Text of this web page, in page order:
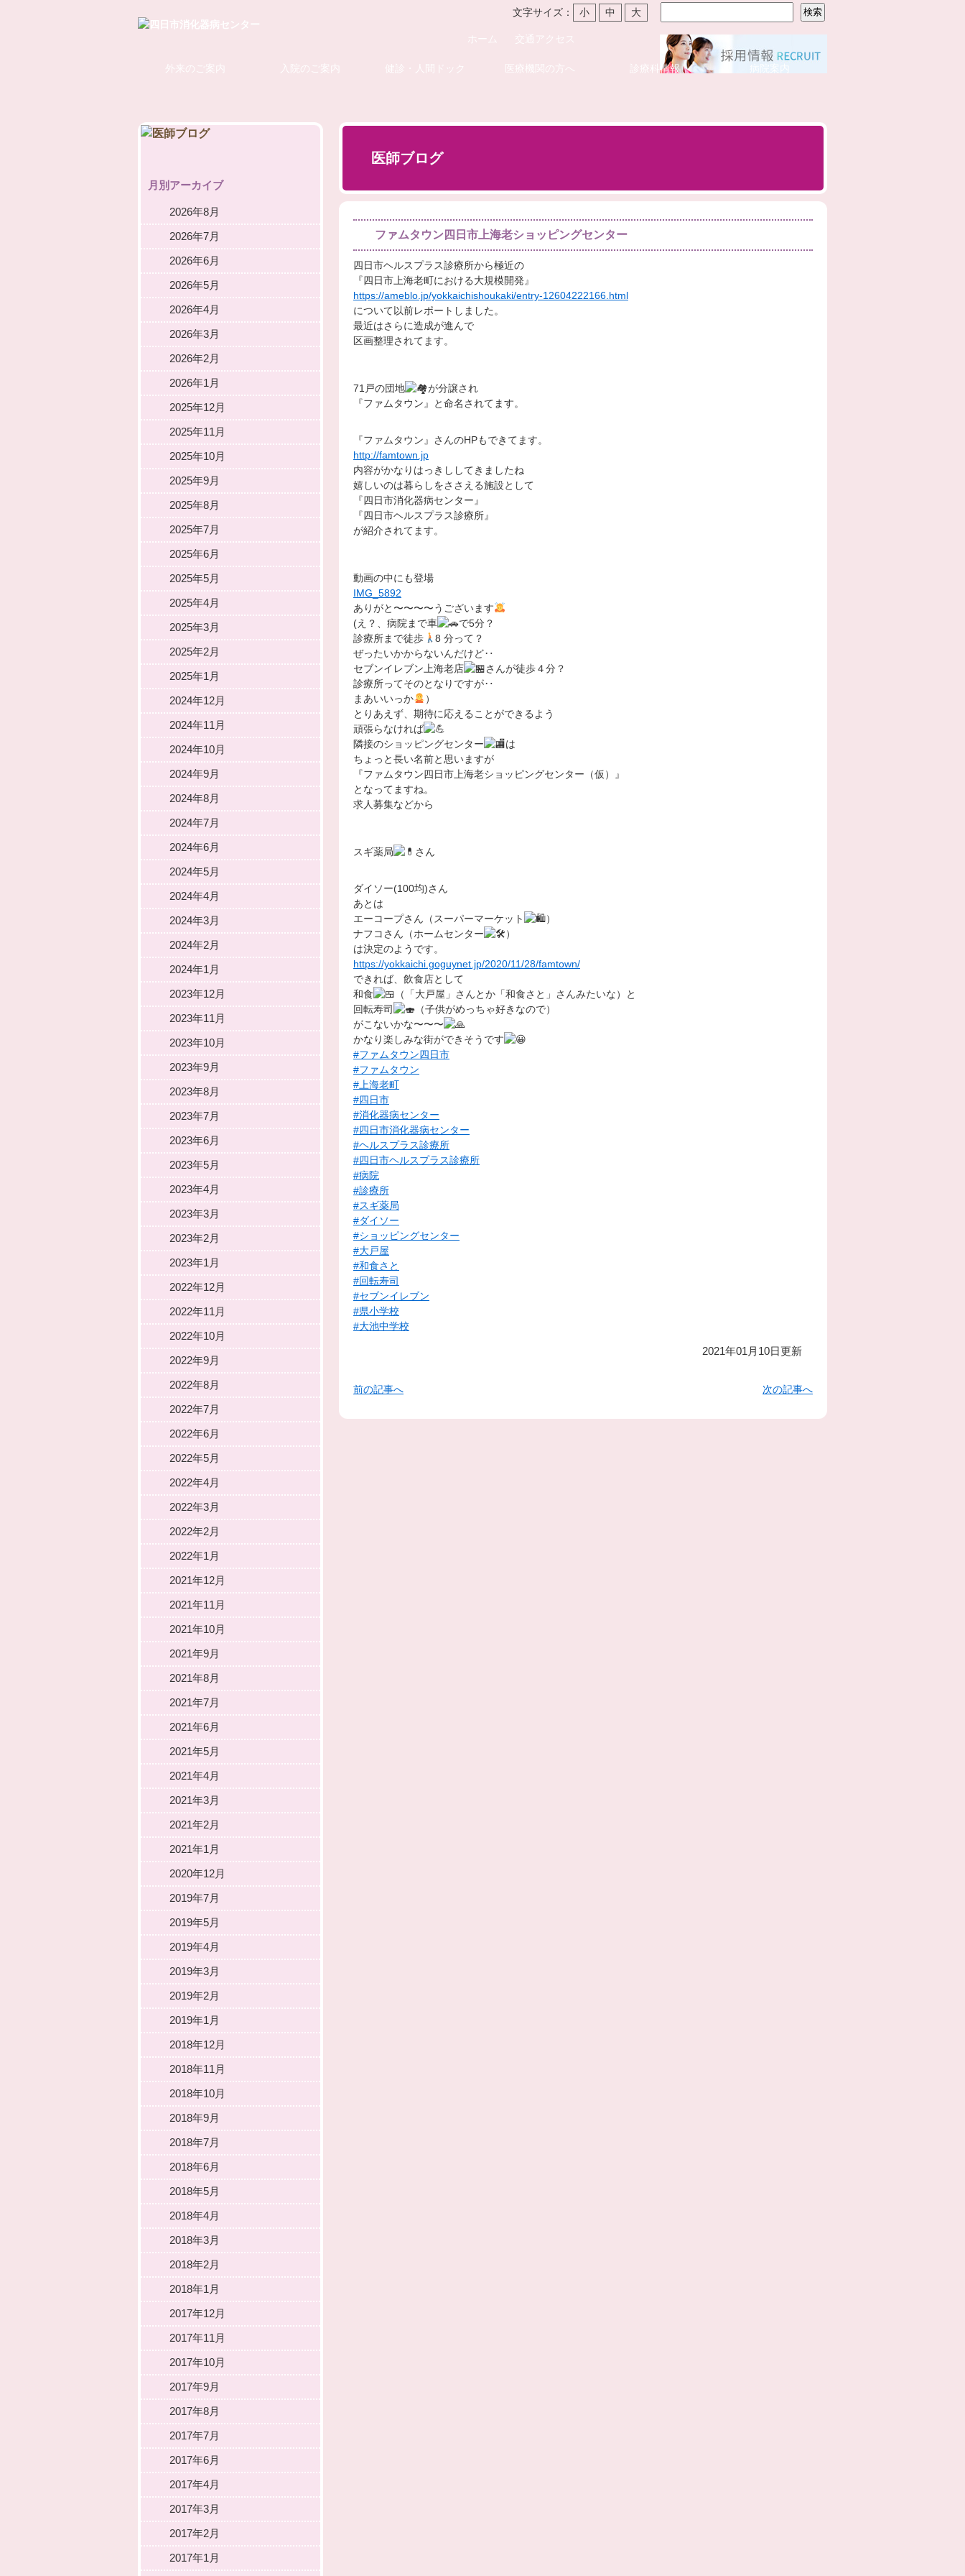
文字サイズ： 小 中 大
ホーム 交通アクセス
外来のご案内 入院のご案内 健診・人間ドック 医療機関の方へ 診療科情報
医師ブログ
ファムタウン四日市上海老ショッピングセンター
四日市ヘルスプラス診療所から極近の
『四日市上海老町における大規模開発』
https://ameblo.jp/yokkaichishoukaki/entry-12604222166.html
について以前レポートしました。
最近はさらに造成が進んで
区画整理されてます。
71戸の団地
が分譲され
『ファムタウン』と命名されてます。
『ファムタウン』さんのHPもできてます。
http://famtown.jp
内容がかなりはっきししてきましたね
嬉しいのは暮らしをささえる施設として
『四日市消化器病センター』
『四日市ヘルスプラス診療所』
が紹介されてます。
動画の中にも登場
IMG_5892
ありがと〜〜〜〜うございます
(え？、病院まで車
で5分？
診療所まで徒歩
‍8 分って？
ぜったいかからないんだけど‥
セブンイレブン上海老店
さんが徒歩４分？
診療所ってそのとなりですが‥
まあいいっか
）
とりあえず、期待に応えることができるよう
頑張らなければ
隣接のショッピングセンター
は
ちょっと長い名前と思いますが
『ファムタウン四日市上海老ショッピングセンター（仮）』
となってますね。
求人募集などから
スギ薬局 さん
ダイソー(100均)さん
あとは
エーコープさん（スーパーマーケット
）
ナフコさん（ホームセンター
）
は決定のようです。
https://yokkaichi.goguynet.jp/2020/11/28/famtown/
できれば、飲食店として
和食
（「大戸屋」さんとか「和食さと」さんみたいな）と
回転寿司
（子供がめっちゃ好きなので）
がこないかな〜〜〜
かなり楽しみな街ができそうです
#ファムタウン四日市
#ファムタウン
#上海老町
#四日市
#消化器病センター
#四日市消化器病センター
#ヘルスプラス診療所
#四日市ヘルスプラス診療所
#病院
#診療所
#スギ薬局
#ダイソー
#ショッピングセンター
#大戸屋
#和食さと
#回転寿司
#セブンイレブン
#県小学校
#大池中学校
2021年01月10日更新
前の記事へ 次の記事へ
月別アーカイブ
2026年8月
2026年7月
2026年6月
2026年5月
2026年4月
2026年3月
2026年2月
2026年1月
2025年12月
2025年11月
2025年10月
2025年9月
2025年8月
2025年7月
2025年6月
2025年5月
2025年4月
2025年3月
2025年2月
2025年1月
2024年12月
2024年11月
2024年10月
2024年9月
2024年8月
2024年7月
2024年6月
2024年5月
2024年4月
2024年3月
2024年2月
2024年1月
2023年12月
2023年11月
2023年10月
2023年9月
2023年8月
2023年7月
2023年6月
2023年5月
2023年4月
2023年3月
2023年2月
2023年1月
2022年12月
2022年11月
2022年10月
2022年9月
2022年8月
2022年7月
2022年6月
2022年5月
2022年4月
2022年3月
2022年2月
2022年1月
2021年12月
2021年11月
2021年10月
2021年9月
2021年8月
2021年7月
2021年6月
2021年5月
2021年4月
2021年3月
2021年2月
2021年1月
2020年12月
2019年7月
2019年5月
2019年4月
2019年3月
2019年2月
2019年1月
2018年12月
2018年11月
2018年10月
2018年9月
2018年7月
2018年6月
2018年5月
2018年4月
2018年3月
2018年2月
2018年1月
2017年12月
2017年11月
2017年10月
2017年9月
2017年8月
2017年7月
2017年6月
2017年4月
2017年3月
2017年2月
2017年1月